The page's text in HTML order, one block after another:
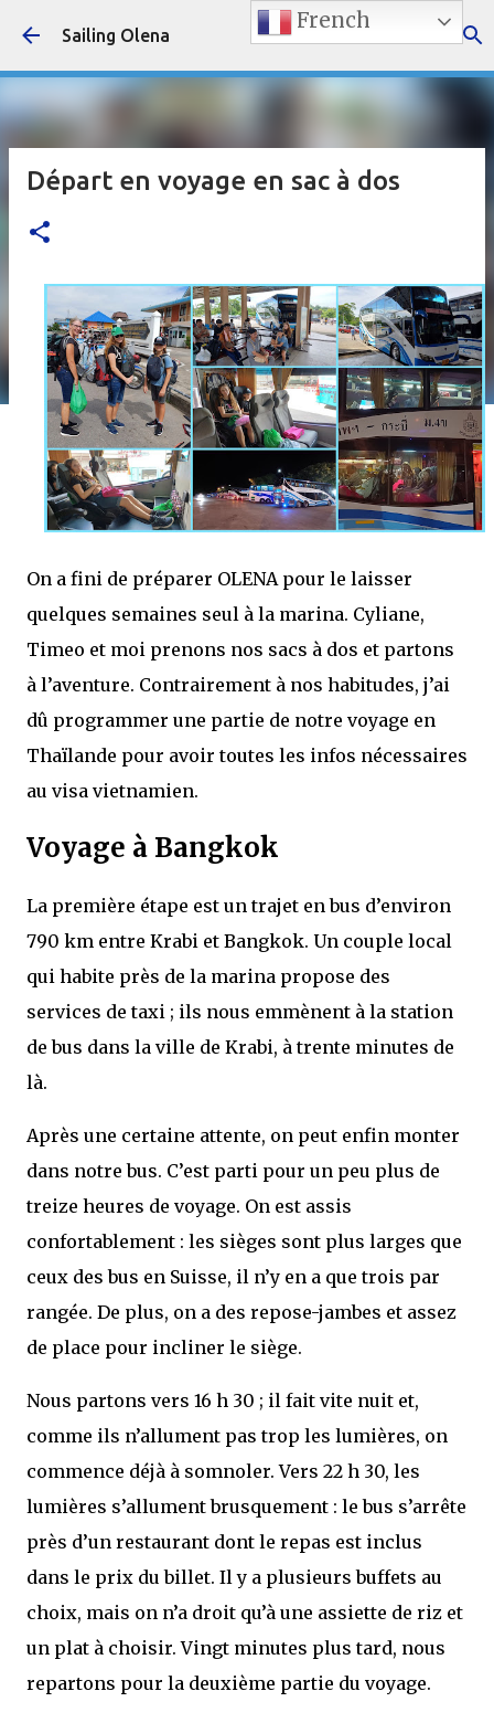
Accéder au contenu principal
Sailing Olena
Départ en voyage en sac à dos
On a fini de préparer OLENA pour le laisser
quelques semaines seul à la marina. Cyliane,
Timeo et moi prenons nos sacs à dos et partons
à l’aventure. Contrairement à nos habitudes, j’ai
dû programmer une partie de notre voyage en
Thaïlande pour avoir toutes les infos nécessaires
au visa vietnamien.
Voyage à Bangkok
La première étape est un trajet en bus d’environ
790 km entre Krabi et Bangkok. Un couple local
qui habite près de la marina propose des
services de taxi ; ils nous emmènent à la station
de bus dans la ville de Krabi, à trente minutes de
là.
Après une certaine attente, on peut enfin monter
dans notre bus. C’est parti pour un peu plus de
treize heures de voyage. On est assis
confortablement : les sièges sont plus larges que
ceux des bus en Suisse, il n’y en a que trois par
rangée. De plus, on a des repose-jambes et assez
de place pour incliner le siège.
Nous partons vers 16 h 30 ; il fait vite nuit et,
comme ils n’allument pas trop les lumières, on
commence déjà à somnoler. Vers 22 h 30, les
lumières s’allument brusquement : le bus s’arrête
près d’un restaurant dont le repas est inclus
dans le prix du billet. Il y a plusieurs buffets au
choix, mais on n’a droit qu’à une assiette de riz et
un plat à choisir. Vingt minutes plus tard, nous
repartons pour la deuxième partie du voyage.
French